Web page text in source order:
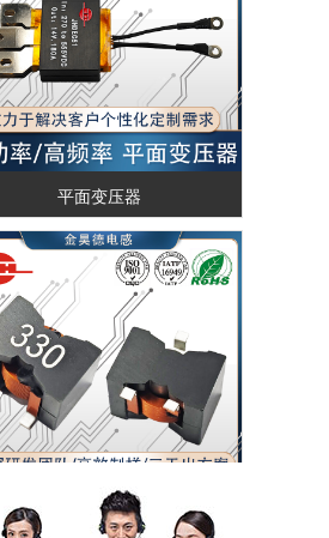
平面变压器
扁平线大电流电感定制采购